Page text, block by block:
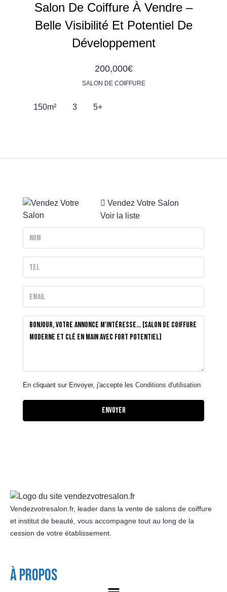
Salon De Coiffure À Vendre –
Belle Visibilité Et Potentiel De
Développement
200,000€
SALON DE COIFFURE
150m² 3 5+
Vendez Votre Salon
Voir la liste
En cliquant sur Envoyer, j'accepte les Conditions d'utilisation
Envoyer
Vendezvotresalon.fr, leader dans la vente de salons de coiffure
et institut de beauté, vous accompagne tout au long de la
cession de votre établissement.
À Propos